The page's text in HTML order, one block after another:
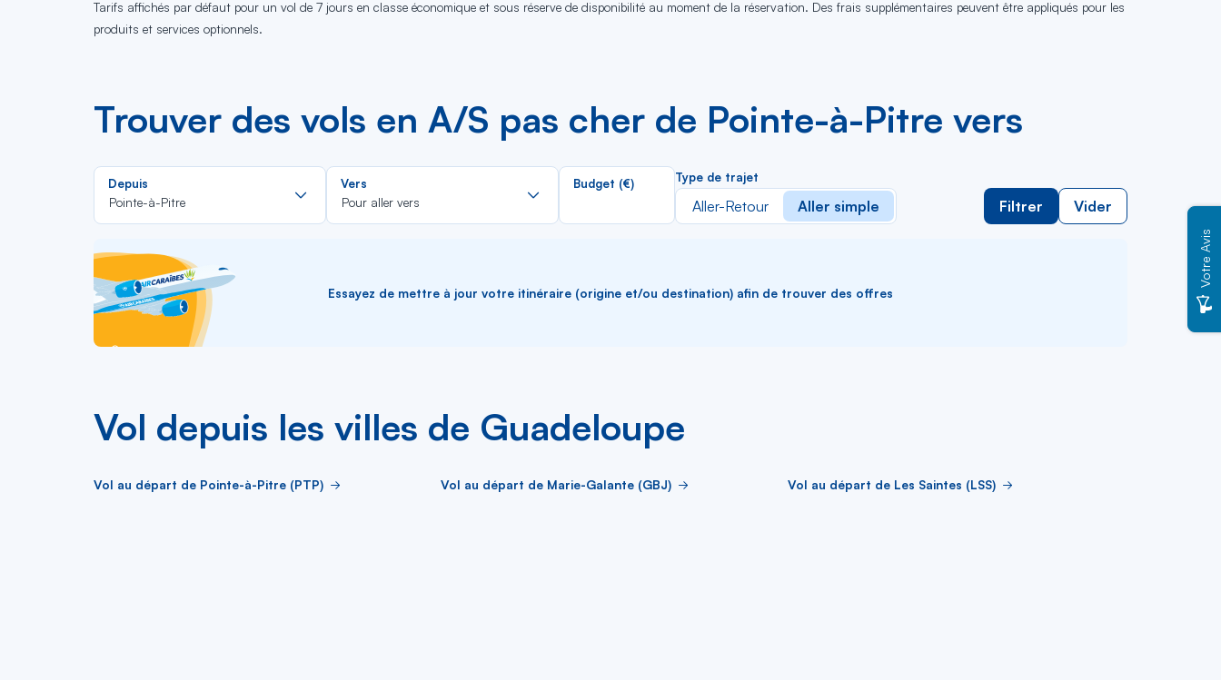
Tarifs affichés par défaut pour un vol de 7 jours en classe économique et sous réserve de disponibilité au moment de la réservation. Des frais supplémentaires peuvent être appliqués pour les
produits et services optionnels.
Trouver des vols en A/S pas cher de Pointe-à-Pitre vers
Depuis
Pointe-à-Pitre
Rechercher
dans
la
Vers
Pour aller vers
Rechercher
la
Budget (€) Type de trajet
Aller-Retour Aller simple Filtrer Vider
Essayez de mettre à jour votre itinéraire (origine et/ou destination) afin de trouver des offres
Vol depuis les villes de Guadeloupe
Vol au départ de Pointe-à-Pitre (PTP) Vol au départ de Marie-Galante (GBJ) Vol au départ de Les Saintes (LSS)
Votre Avis